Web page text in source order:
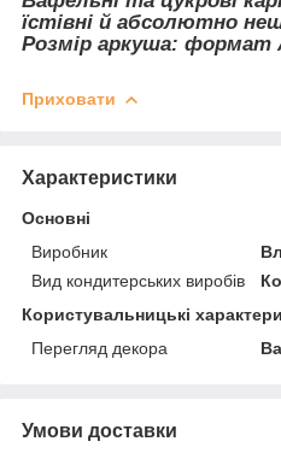
їстівні й абсолютно
Розмір аркуша: формат
Приховати
Характеристики
Основні
Виробник
Вид кондитерських виробів
Користувальницькі
Перегляд декора
Умови доставки